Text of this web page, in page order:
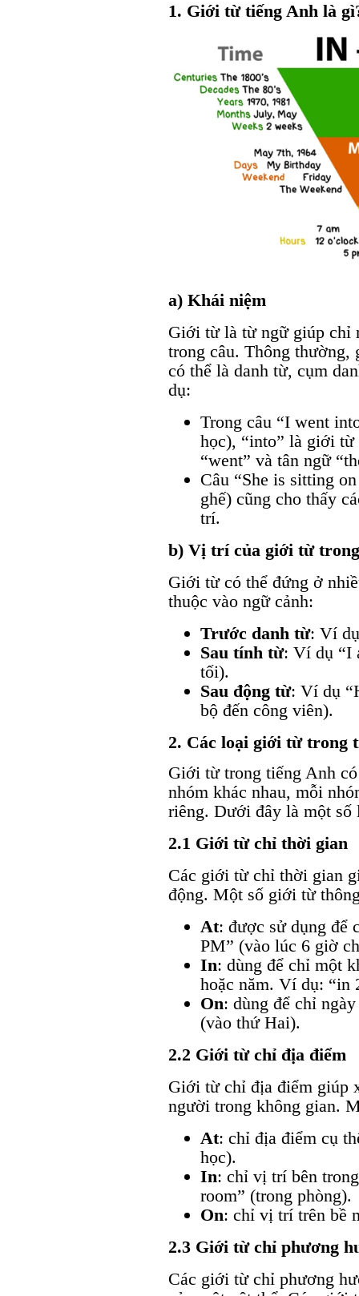
1. Giới từ tiếng Anh là
a) Khái niệm
Giới từ là từ ngữ giúp chỉ
trong câu. Thông
có thể là danh từ, cụm
dụ:
Trong câu “I went
học), “into” là giới từ
“went” và tân ngữ
Câu “She is sitting
ghế) cũng cho thấy
trí.
b) Vị trí của giới từ
Giới từ có thể đứng ở
thuộc vào ngữ cảnh:
Trước danh từ: Ví
Sau tính từ: Ví dụ “I
tối).
Sau động từ: Ví dụ
bộ đến công viên).
2. Các loại giới từ trong
Giới từ trong tiếng Anh
nhóm khác nhau, mỗi
riêng. Dưới đây là một
2.1 Giới từ chỉ thời gian
Các giới từ chỉ thời gian
động. Một số giới từ
At: được sử dụng để
PM” (vào lúc 6 giờ
In: dùng để chỉ một
hoặc năm. Ví dụ: “in
On: dùng để chỉ
(vào thứ Hai).
2.2 Giới từ chỉ địa điểm
Giới từ chỉ địa điểm giúp
người trong không gian.
At: chỉ địa điểm cụ
học).
In: chỉ vị trí bên
room” (trong phòng).
On: chỉ vị trí trên bề
2.3 Giới từ chỉ phương
Các giới từ chỉ phương